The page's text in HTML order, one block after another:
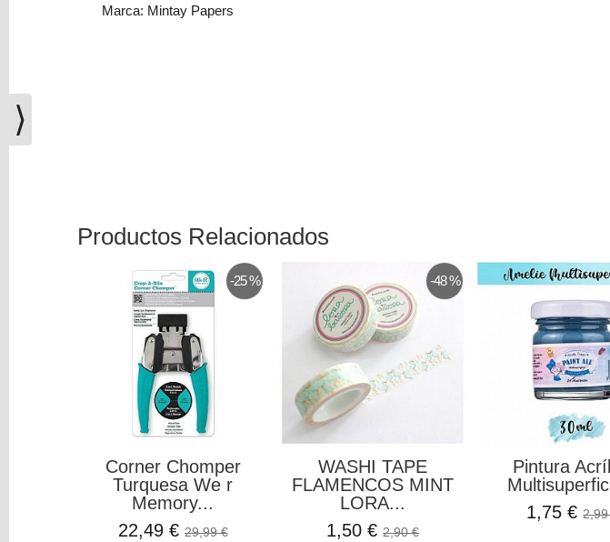
Facebook
Marca: Mintay Papers
Productos Relacionados
-25 %
Corner Chomper
Turquesa We r
Memory...
22,49 € 29,99 €
-48 %
WASHI TAPE
FLAMENCOS MINT
LORA...
1,50 €2,90 €
Pintura
1,75 €
⟩